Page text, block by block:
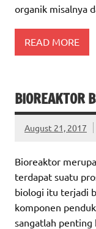
organik misalnya
READ MORE
BIOREAKTOR
August 21, 2017
Bioreaktor
terdapat suatu
biologi itu terjadi
komponen
sangatlah penting